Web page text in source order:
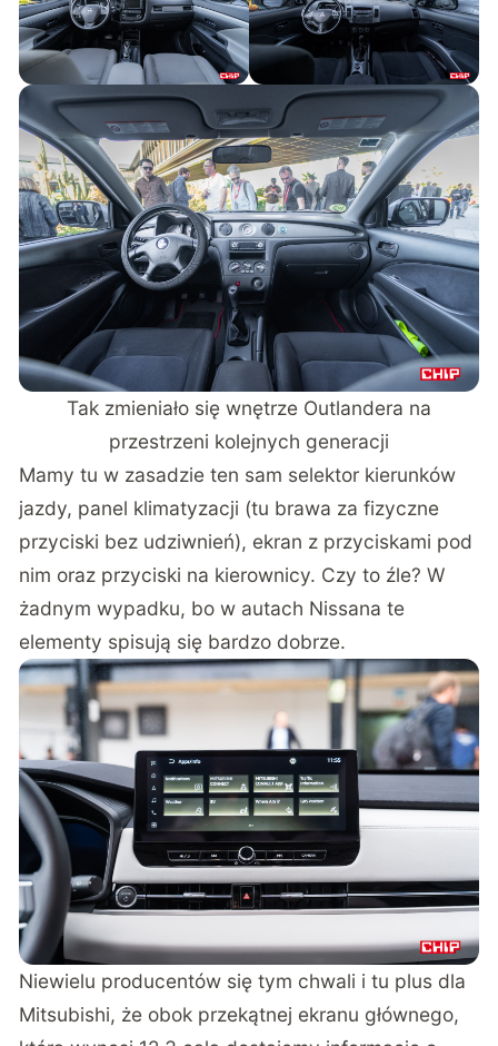
Tak zmieniało się wnętrze Outlandera na
przestrzeni kolejnych generacji
Mamy tu w zasadzie ten sam selektor kierunków
jazdy, panel klimatyzacji (tu brawa za fizyczne
przyciski bez udziwnień), ekran z przyciskami pod
nim oraz przyciski na kierownicy. Czy to źle? W
żadnym wypadku, bo w autach Nissana te
elementy spisują się bardzo dobrze.
Niewielu producentów się tym chwali i tu plus dla
Mitsubishi, że obok przekątnej ekranu głównego,